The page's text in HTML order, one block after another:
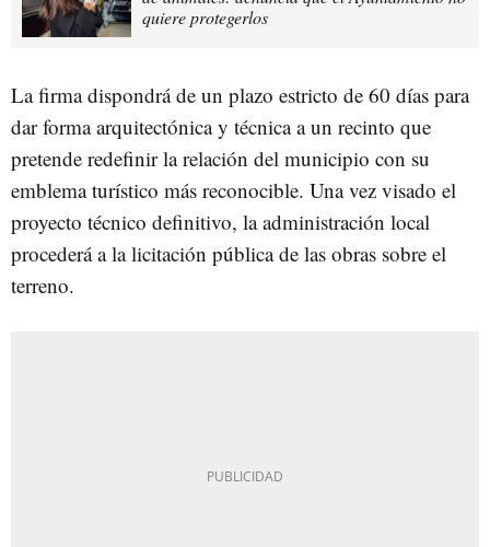
quiere protegerlos
La firma dispondrá de un plazo estricto de 60 días para
dar forma arquitectónica y técnica a un recinto que
pretende redefinir la relación del municipio con su
emblema turístico más reconocible. Una vez visado el
proyecto técnico definitivo, la administración local
procederá a la licitación pública de las obras sobre el
terreno.